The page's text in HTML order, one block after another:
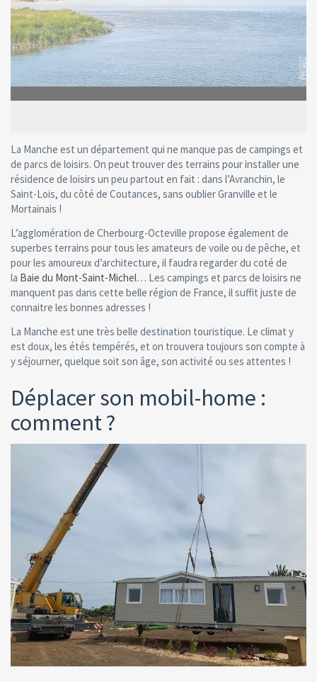
La Manche est un département qui ne manque pas de campings et
de parcs de loisirs. On peut trouver des terrains pour installer une
résidence de loisirs un peu partout en fait : dans l’Avranchin, le
Saint-Lois, du côté de Coutances, sans oublier Granville et le
Mortainais !
L’agglomération de Cherbourg-Octeville propose également de
superbes terrains pour tous les amateurs de voile ou de pêche, et
pour les amoureux d’architecture, il faudra regarder du coté de
la Baie du Mont-Saint-Michel… Les campings et parcs de loisirs ne
manquent pas dans cette belle région de France, il suffit juste de
connaitre les bonnes adresses !
La Manche est une très belle destination touristique. Le climat y
est doux, les étés tempérés, et on trouvera toujours son compte à
y séjourner, quelque soit son âge, son activité ou ses attentes !
Déplacer son mobil-home :
comment ?